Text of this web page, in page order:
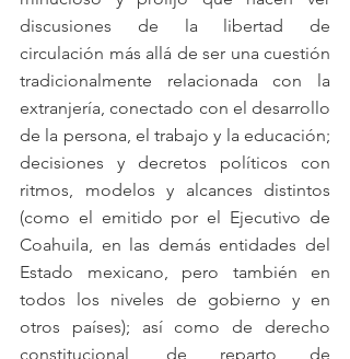
discusiones de la libertad de
circulación más allá de ser una cuestión
tradicionalmente relacionada con la
extranjería, conectado con el desarrollo
de la persona, el trabajo y la educación;
decisiones y decretos políticos con
ritmos, modelos y alcances distintos
(como el emitido por el Ejecutivo de
Coahuila, en las demás entidades del
Estado mexicano, pero también en
todos los niveles de gobierno y en
otros países); así como de derecho
constitucional, de reparto de